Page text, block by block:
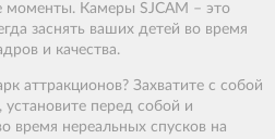
моменты. Камеры SJCAM – это
заснять ваших детей во время
и качества.
аттракционов? Захватите с собой
установите перед собой и
время нереальных спусков на